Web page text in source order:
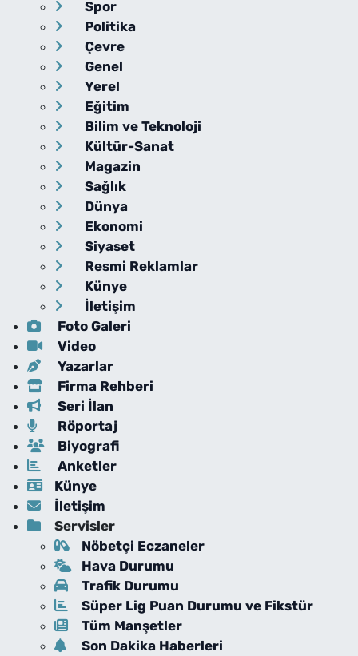
Spor
Politika
Çevre
Genel
Yerel
Eğitim
Bilim ve Teknoloji
Kültür-Sanat
Magazin
Sağlık
Dünya
Ekonomi
Siyaset
Resmi Reklamlar
Künye
İletişim
Foto Galeri
Video
Yazarlar
Firma Rehberi
Seri İlan
Röportaj
Biyografi
Anketler
Künye
İletişim
Servisler
Nöbetçi Eczaneler
Hava Durumu
Trafik Durumu
Süper Lig Puan Durumu ve Fikstür
Tüm Manşetler
Son Dakika Haberleri